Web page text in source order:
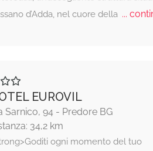
d’Adda, nel cuore della...
EUROVIL
Sarnico, 94 - Predore BG
34,2 km
ogni momento del tuo